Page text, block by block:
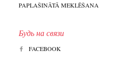
PAPLAŠINĀTĀ MEKLĒŠANA
Будь на связи
FACEBOOK